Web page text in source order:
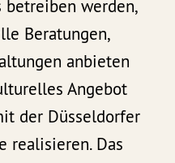
betreiben werden,
Beratungen,
anbieten
Angebot
der Düsseldorfer
realisieren. Das